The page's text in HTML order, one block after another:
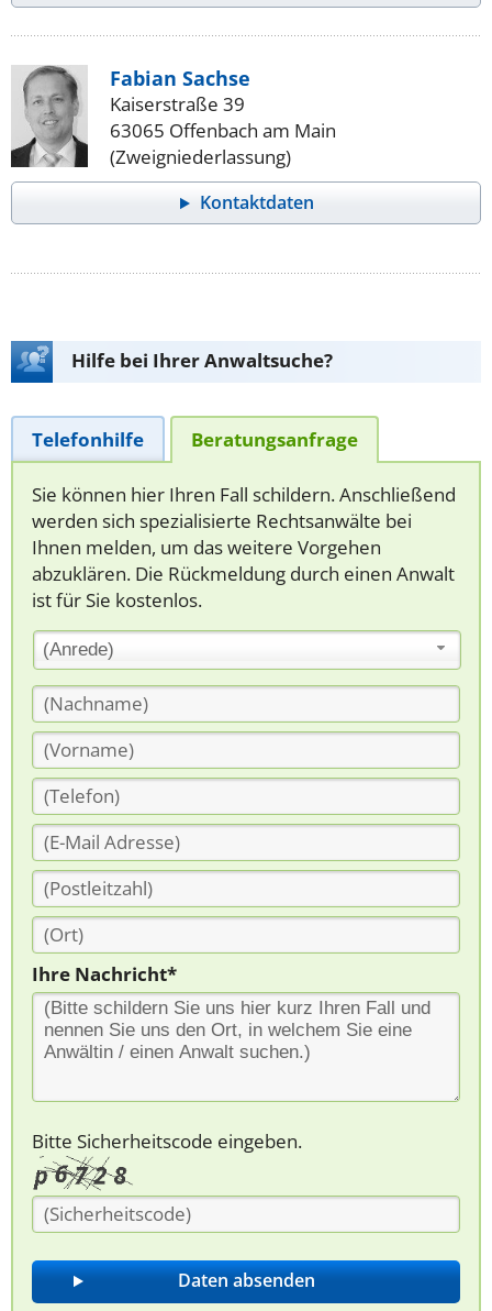
Fabian Sachse
Kaiserstraße 39
63065 Offenbach am Main
(Zweigniederlassung)
Kontaktdaten
Hilfe bei Ihrer Anwaltsuche?
Telefonhilfe Beratungsanfrage
Sie können hier Ihren Fall schildern. Anschließend
werden sich spezialisierte Rechtsanwälte bei
Ihnen melden, um das weitere Vorgehen
abzuklären. Die Rückmeldung durch einen Anwalt
ist für Sie kostenlos.
(Anrede)
Ihre Nachricht*
Bitte Sicherheitscode eingeben.